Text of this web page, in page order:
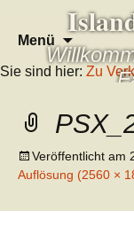
Menü
Zum
Inhalt
springen
Sie sind hier: Zu
Veröffentlicht am
Auflösung (2560 ×